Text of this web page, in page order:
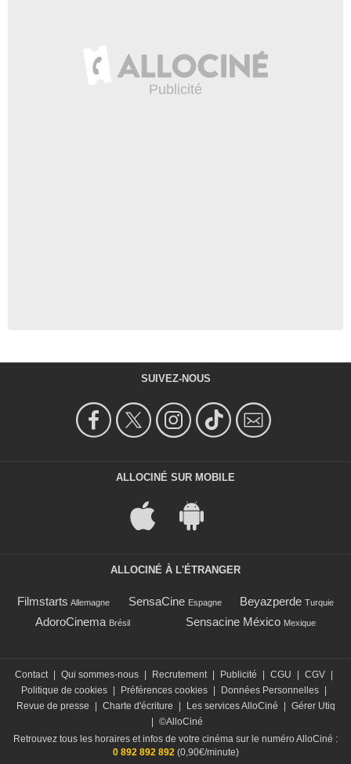
SUIVEZ-NOUS
ALLOCINÉ SUR MOBILE
ALLOCINÉ À L'ÉTRANGER
Filmstarts Allemagne SensaCine Espagne Beyazperde Turquie
AdoroCinema Brésil Sensacine México Mexique
Contact Qui sommes-nous Recrutement Publicité CGU CGV
Politique de cookies
Préférences cookies Données Personnelles
Revue de presse
Charte d'écriture Les services AlloCiné
Gérer Utiq
©AlloCiné
Retrouvez tous les horaires et infos de votre cinéma sur le numéro AlloCiné :
0 892 892 892(0,90€/minute)